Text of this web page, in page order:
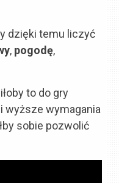
dzięki temu liczyć
, pogodę,
to do gry
wyższe wymagania
sobie pozwolić